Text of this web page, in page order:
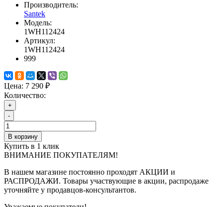
Производитель:
Santek
Модель:
1WH112424
Артикул:
1WH112424
999
Цена: 7 290 ₽
Количество:
+
-
В корзину
Купить в 1 клик
ВНИМАНИЕ ПОКУПАТЕЛЯМ!
В нашем магазине постоянно проходят АКЦИИ и
РАСПРОДАЖИ. Товары участвующие в акции, распродаже
уточняйте у продавцов-консультантов.